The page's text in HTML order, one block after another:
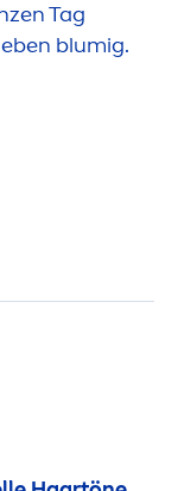
Tag
blumig.